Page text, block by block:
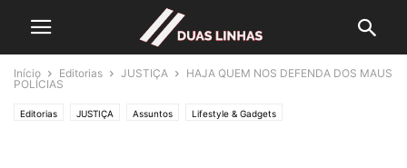
Início Editorias JUSTIÇA
HAJA QUEM NOS DEFENDA DOS MAUS
POLÍCIAS
Editorias JUSTIÇA Assuntos Lifestyle & Gadgets